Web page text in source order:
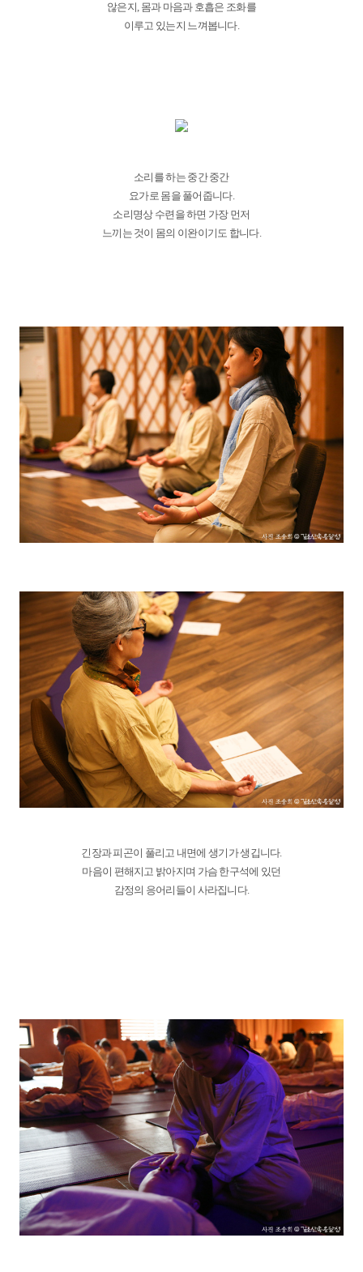
않은지, 몸과 마음과 호흡은 조화를
이루고 있는지 느껴봅니다.
소리를 하는 중간 중간
요가로 몸을 풀어줍니다.
소리명상 수련을 하면 가장 먼저
느끼는 것이 몸의 이완이기도 합니다.
긴장과 피곤이 풀리고 내면에 생기가 생깁니다.
마음이 편해지고 밝아지며 가슴 한구석에 있던
감정의 응어리들이 사라집니다.